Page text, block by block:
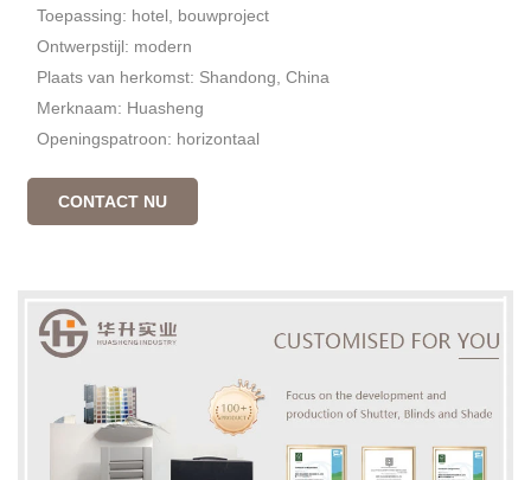
Toepassing: hotel, bouwproject
Ontwerpstijl: modern
Plaats van herkomst: Shandong, China
Merknaam: Huasheng
Openingspatroon: horizontaal
CONTACT NU